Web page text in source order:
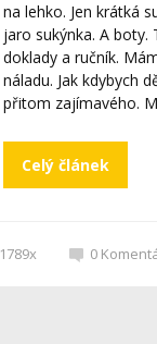
na lehko. Jen krátká
jaro sukýnka. A boty.
doklady a ručník.
náladu. Jak kdybych
přitom zajímavého.
Celý článek
1789x 0